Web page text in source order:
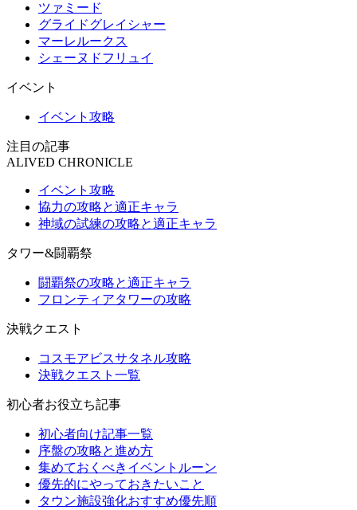
ツァミード
グライドグレイシャー
マーレルークス
シェーヌドフリュイ
イベント
イベント攻略
注目の記事
ALIVED CHRONICLE
イベント攻略
協力の攻略と適正キャラ
神域の試練の攻略と適正キャラ
タワー&闘覇祭
闘覇祭の攻略と適正キャラ
フロンティアタワーの攻略
決戦クエスト
コスモアビスサタネル攻略
決戦クエスト一覧
初心者お役立ち記事
初心者向け記事一覧
序盤の攻略と進め方
集めておくべきイベントルーン
優先的にやっておきたいこと
タウン施設強化おすすめ優先順